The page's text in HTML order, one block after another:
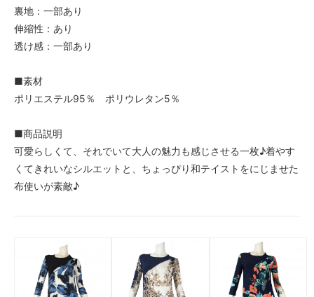
裏地：一部あり
伸縮性：あり
透け感：一部あり
■素材
ポリエステル95％ ポリウレタン5％
■商品説明
可愛らしくて、それでいて大人の魅力も感じさせる一枚♪着やす
くてきれいなシルエットと、ちょっぴり和テイストをにじませた
布使いが素敵♪